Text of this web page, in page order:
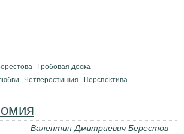
Гробовая доска
Четверостишия Перспектива
Валентин Дмитриевич Берестов